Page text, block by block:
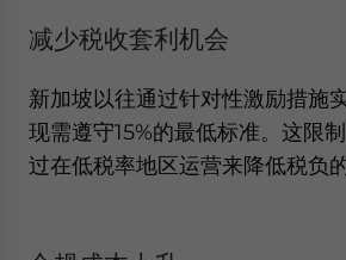
减少税收套利机会
新加坡以往通过针对性激励措施
现需遵守15%的最低标准。这限
过在低税率地区运营来降低税负